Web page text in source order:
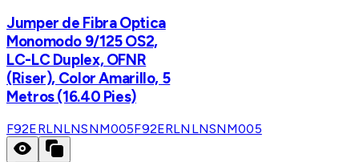
Jumper de Fibra Optica
Monomodo 9/125 OS2,
LC-LC Duplex, OFNR
(Riser), Color Amarillo, 5
Metros (16.40 Pies)
F92ERLNLNSNM005F92ERLNLNSNM005